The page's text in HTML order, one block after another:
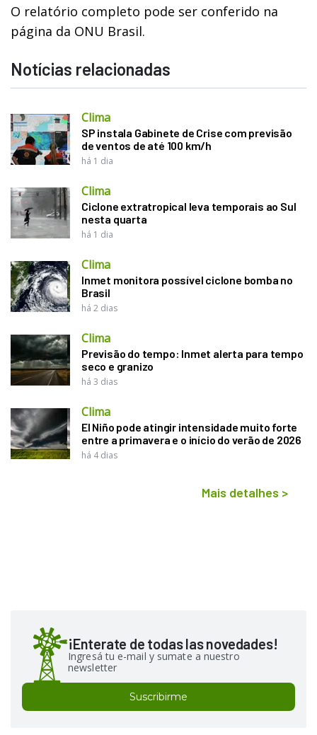
O relatório completo pode ser conferido na
página da ONU Brasil.
Notícias relacionadas
Clima
SP instala Gabinete de Crise com previsão
de ventos de até 100 km/h
há 1 dia
Clima
Ciclone extratropical leva temporais ao Sul
nesta quarta
há 1 dia
Clima
Inmet monitora possível ciclone bomba no
Brasil
há 2 dias
Clima
Previsão do tempo: Inmet alerta para tempo
seco e granizo
há 3 dias
Clima
El Niño pode atingir intensidade muito forte
entre a primavera e o início do verão de 2026
há 4 dias
Mais detalhes >
¡Enterate de todas las novedades!
Ingresá tu e-mail y sumate a nuestro
newsletter
Suscribirme